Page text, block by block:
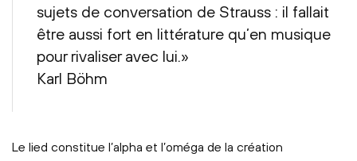
sujets de conversation de Strauss : il fallait
être aussi fort en littérature qu’en musique
pour rivaliser avec lui.»
Karl Böhm
Le lied constitue l’alpha et l’oméga de la création